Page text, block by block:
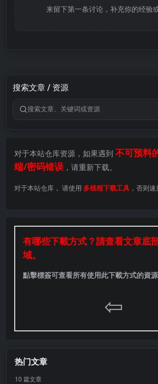
来留下第一条讨论，补充你的经验或
搜索文章 / 资源
搜索关键词
对于本站仓库资源，如果遇到 不可预料
端/密码错误 ，请重新下载。
对于本站仓库， 请使用 多线程下载工具 ，否则
有哪些下載方式？請查看文章底
域。
點擊標簽可查看所有使用此下載方式的資源
⇦
热门文章
10 篇文章